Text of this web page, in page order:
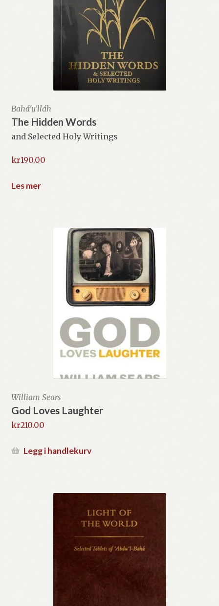
Bahá'u'lláh
The Hidden Words
and Selected Holy Writings
kr190.00
Les mer
William Sears
God Loves Laughter
kr210.00
Legg i handlekurv